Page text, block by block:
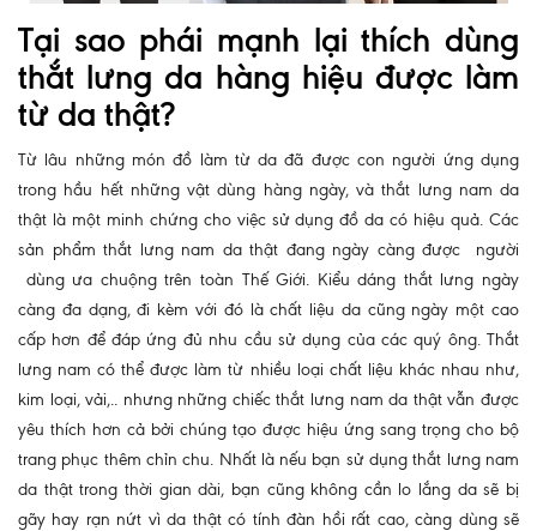
Tại sao phái mạnh lại thích dùng
thắt lưng da hàng hiệu được làm
từ da thật?
Từ lâu những món đồ làm từ da đã được con người ứng dụng
trong hầu hết những vật dùng hàng ngày, và thắt lưng nam da
thật là một minh chứng cho việc sử dụng đồ da có hiệu quả. Các
sản phẩm thắt lưng nam da thật đang ngày càng được người
dùng ưa chuộng trên toàn Thế Giới. Kiểu dáng thắt lưng ngày
càng đa dạng, đi kèm với đó là chất liệu da cũng ngày một cao
cấp hơn để đáp ứng đủ nhu cầu sử dụng của các quý ông. Thắt
lưng nam có thể được làm từ nhiều loại chất liệu khác nhau như,
kim loại, vải,.. nhưng những chiếc thắt lưng nam da thật vẫn được
yêu thích hơn cả bởi chúng tạo được hiệu ứng sang trọng cho bộ
trang phục thêm chỉn chu. Nhất là nếu bạn sử dụng thắt lưng nam
da thật trong thời gian dài, bạn cũng không cần lo lắng da sẽ bị
gãy hay rạn nứt vì da thật có tính đàn hồi rất cao, càng dùng sẽ